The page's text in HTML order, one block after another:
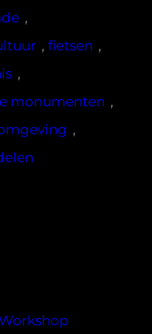
,
, fietsen ,
,
monumenten ,
,